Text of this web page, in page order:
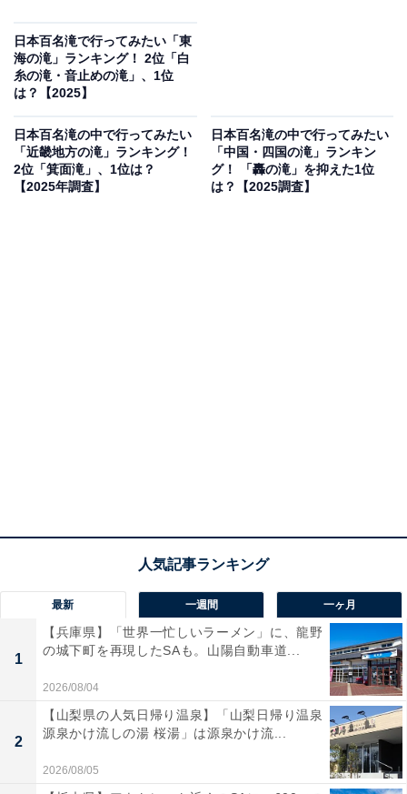
日本百名滝で行ってみたい「東
海の滝」ランキング！ 2位「白
糸の滝・音止めの滝」、1位
は？【2025】
日本百名滝の中で行ってみたい
「近畿地方の滝」ランキング！
2位「箕面滝」、1位は？
【2025年調査】
日本百名滝の中で行ってみたい
「中国・四国の滝」ランキン
グ！ 「轟の滝」を抑えた1位
は？【2025調査】
最新 一週間 一ヶ月
1
【兵庫県】「世界一忙しいラーメン」に、龍野
の城下町を再現したSAも。山陽自動車道...
2026/08/04
2
【山梨県の人気日帰り温泉】「山梨日帰り温泉
源泉かけ流しの湯 桜湯」は源泉かけ流...
2026/08/05